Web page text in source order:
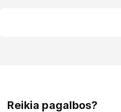
Reikia pagalbos?